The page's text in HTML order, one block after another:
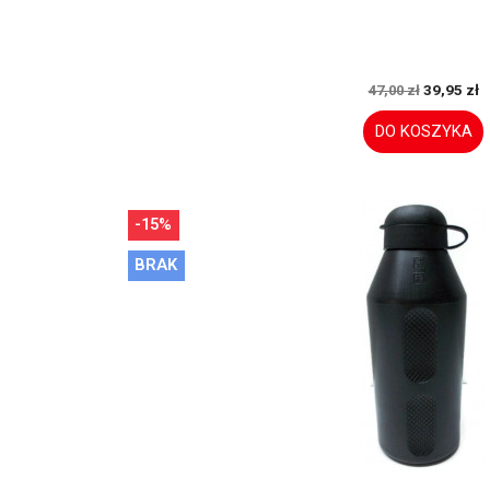
47,00 zł 39,95 zł
DO KOSZYKA
-15%
BRAK